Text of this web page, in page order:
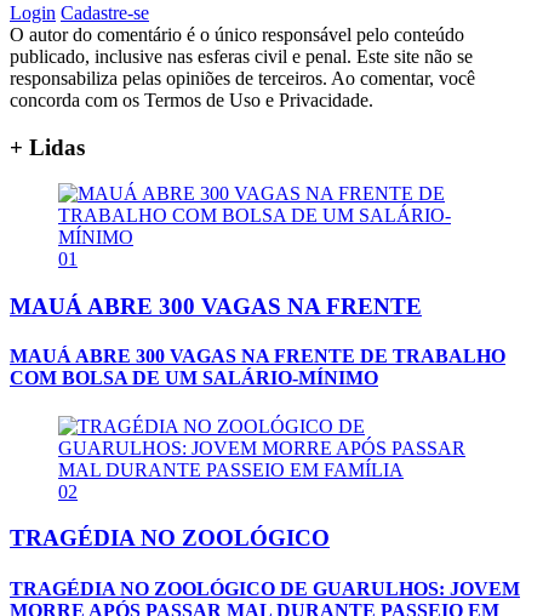
Login Cadastre-se
O autor do comentário é o único responsável pelo conteúdo
publicado, inclusive nas esferas civil e penal. Este site não se
responsabiliza pelas opiniões de terceiros. Ao comentar, você
concorda com os Termos de Uso e Privacidade.
+ Lidas
01
MAUÁ ABRE 300 VAGAS NA FRENTE
MAUÁ ABRE 300 VAGAS NA FRENTE DE TRABALHO
COM BOLSA DE UM SALÁRIO-MÍNIMO
02
TRAGÉDIA NO ZOOLÓGICO
TRAGÉDIA NO ZOOLÓGICO DE GUARULHOS: JOVEM
MORRE APÓS PASSAR MAL DURANTE PASSEIO EM